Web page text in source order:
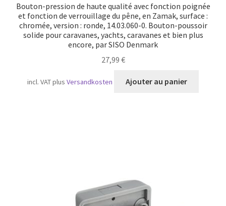
Bouton-pression de haute qualité avec fonction poignée
et fonction de verrouillage du pêne, en Zamak, surface :
chromée, version : ronde, 14.03.060-0. Bouton-poussoir
solide pour caravanes, yachts, caravanes et bien plus
encore, par SISO Denmark
27,99 €
incl. VATplusVersandkosten Ajouter au panier